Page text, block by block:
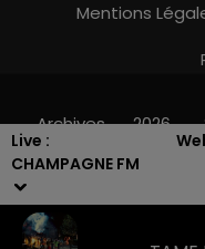
Live :
CHAMPAGNE FM
Mentions
Archives 2026